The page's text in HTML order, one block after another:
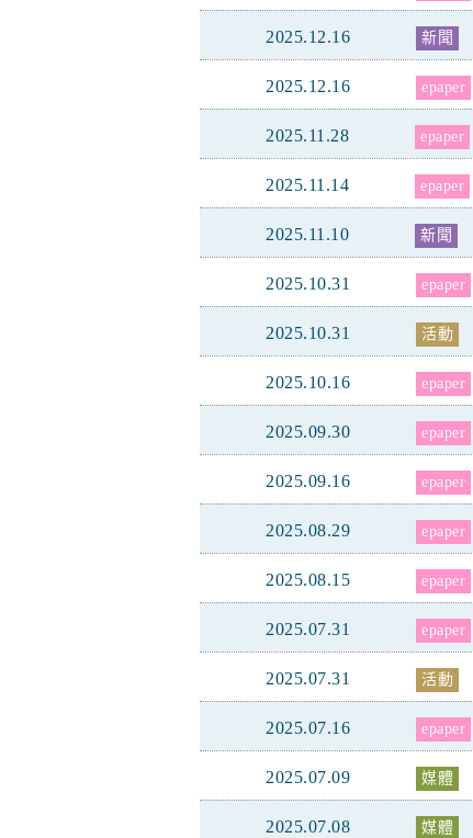
2025.12.16 新聞
2025.12.16 epaper
2025.11.28 epaper
2025.11.14 epaper
2025.11.10 新聞
2025.10.31 epaper
2025.10.31 活動
2025.10.16 epaper
2025.09.30 epaper
2025.09.16 epaper
2025.08.29 epaper
2025.08.15 epaper
2025.07.31 epaper
2025.07.31 活動
2025.07.16 epaper
2025.07.09 媒體
2025.07.08 媒體